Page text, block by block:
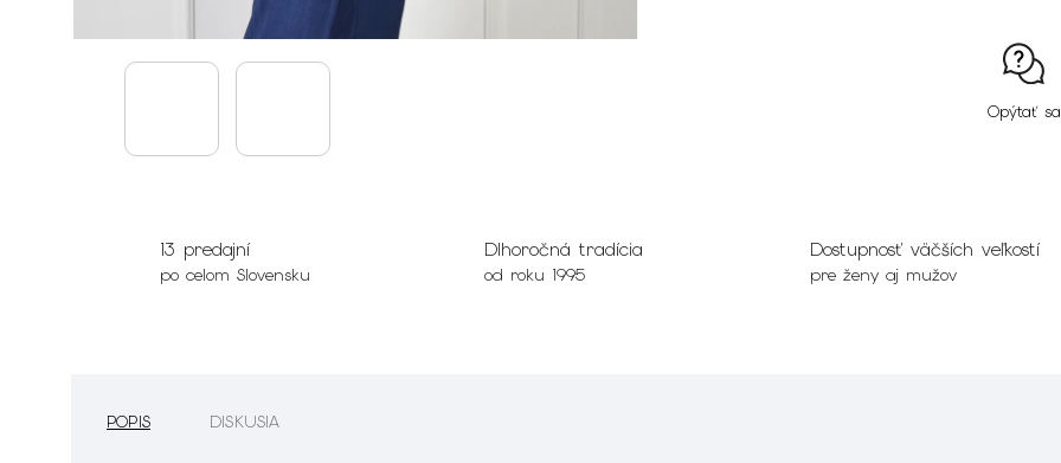
Opýtať sa
13 predajní
po celom Slovensku
Dlhoročná tradícia
od roku 1995
Dostupnosť väčších veľkostí
pre ženy aj mužov
POPIS DISKUSIA